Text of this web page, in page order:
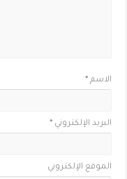
الاسم*
البريد الإلكتروني*
الموقع الإلكتروني